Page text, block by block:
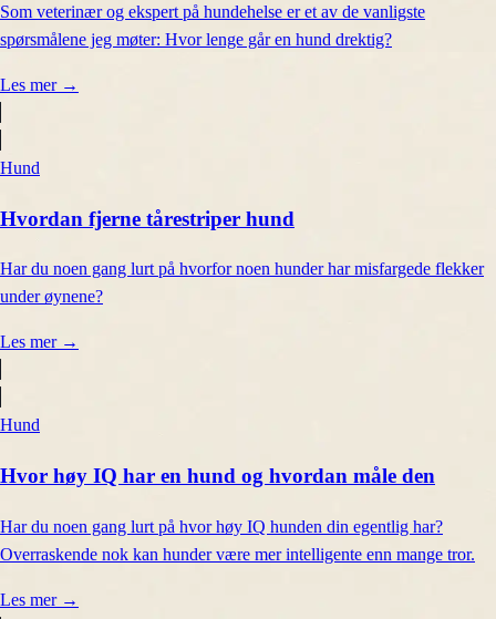
Som veterinær og ekspert på hundehelse er et av de vanligste
spørsmålene jeg møter: Hvor lenge går en hund drektig?
Les mer →
Hund
Hvordan fjerne tårestriper hund
Har du noen gang lurt på hvorfor noen hunder har misfargede flekker
under øynene?
Les mer →
Hund
Hvor høy IQ har en hund og hvordan måle den
Har du noen gang lurt på hvor høy IQ hunden din egentlig har?
Overraskende nok kan hunder være mer intelligente enn mange tror.
Les mer →